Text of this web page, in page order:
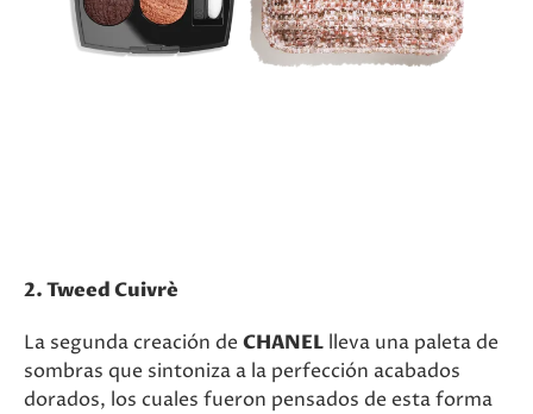
2. Tweed Cuivrè
La segunda creación deCHANEL lleva una paleta de
sombras que sintoniza a la perfección acabados
dorados, los cuales fueron pensados de esta forma